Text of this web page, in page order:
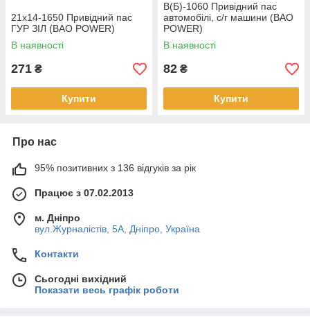
21х14-1650 Привідний пас
ГУР ЗІЛ (BAO POWER)
В наявності
271 ₴
Купити
В(Б)-1060 Привідний пас
автомобілі, с/г машини (BAO
POWER)
В наявності
82 ₴
Купити
Про нас
95% позитивних з 136 відгуків за рік
Працює з 07.02.2013
м. Дніпро
вул.Журналістів, 5А, Дніпро, Україна
Контакти
Сьогодні вихідний
Показати весь графік роботи